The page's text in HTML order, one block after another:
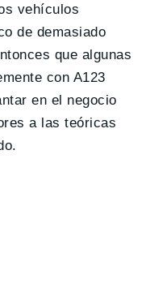
vehículos
de demasiado
que algunas
con A123
en el negocio
a las teóricas